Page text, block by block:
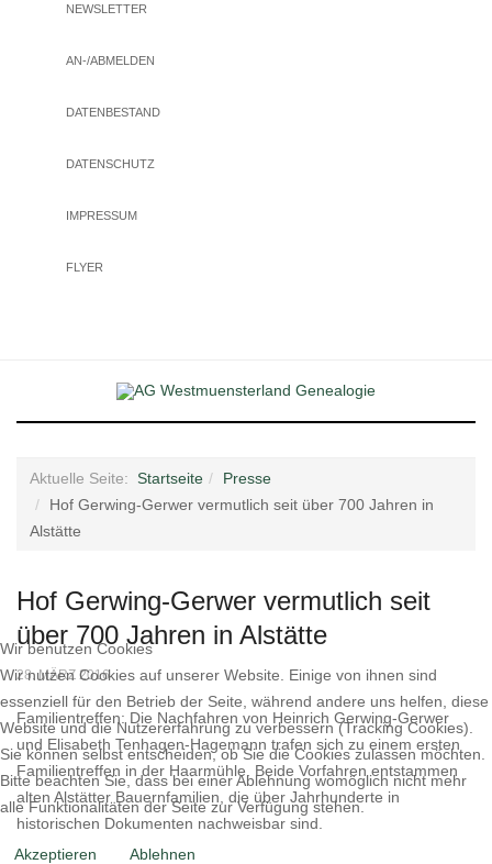
NEWSLETTER
AN-/ABMELDEN
DATENBESTAND
DATENSCHUTZ
IMPRESSUM
FLYER
Aktuelle Seite: Startseite
Presse
Hof Gerwing-Gerwer vermutlich seit über 700 Jahren in
Alstätte
Hof Gerwing-Gerwer vermutlich seit
über 700 Jahren in Alstätte
28. MÄRZ 2016
Familientreffen: Die Nachfahren von Heinrich Gerwing-Gerwer
und Elisabeth Tenhagen-Hagemann trafen sich zu einem ersten
Familientreffen in der Haarmühle. Beide Vorfahren entstammen
alten Alstätter Bauernfamilien, die über Jahrhunderte in
historischen Dokumenten nachweisbar sind.
Wir benutzen Cookies
Wir nutzen Cookies auf unserer Website. Einige von ihnen sind
essenziell für den Betrieb der Seite, während andere uns helfen, diese
Website und die Nutzererfahrung zu verbessern (Tracking Cookies).
Sie können selbst entscheiden, ob Sie die Cookies zulassen möchten.
Bitte beachten Sie, dass bei einer Ablehnung womöglich nicht mehr
alle Funktionalitäten der Seite zur Verfügung stehen.
Akzeptieren
Ablehnen